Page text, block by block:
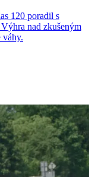
120 poradil s
nad zkušeným
váhy.